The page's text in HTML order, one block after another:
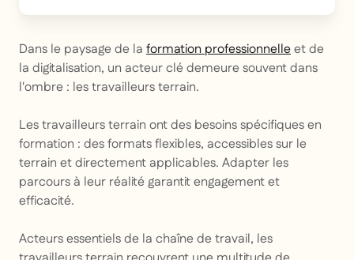
Dans le paysage de la formation professionnelleet de
la digitalisation, un acteur clé demeure souvent dans
l'ombre : les travailleurs terrain.
Les travailleurs terrain ont des besoins spécifiques en
formation : des formats flexibles, accessibles sur le
terrain et directement applicables. Adapter les
parcours à leur réalité garantit engagement et
efficacité.
Acteurs essentiels de la chaîne de travail, les